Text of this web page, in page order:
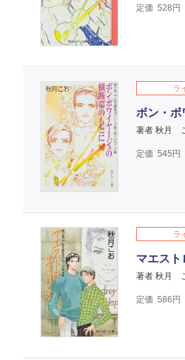
定価 528円
ラ
ボン・ボ
著者 秋月
定価 545円
ラ
マエス
著者 秋月
定価 586円